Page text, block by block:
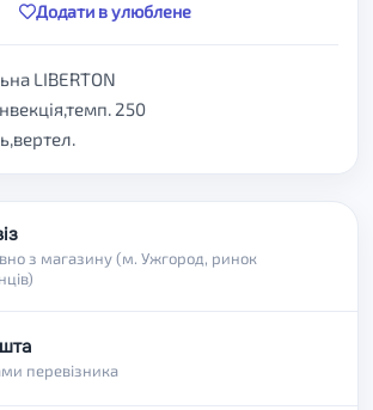
Додати в улюблене
LIBERTON
250
з магазину (м. Ужгород, ринок
перевізника